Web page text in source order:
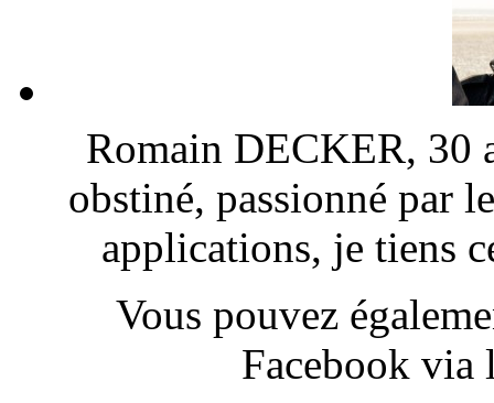
Romain DECKER, 30
obstiné, passionné par
applications, je tiens
Vous pouvez
Facebook via